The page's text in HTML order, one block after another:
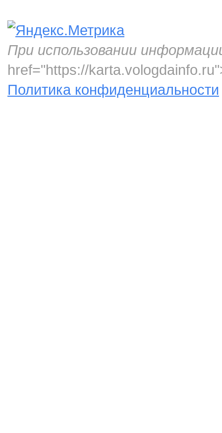
При использовании
href="https://
Политика конфиденциальности